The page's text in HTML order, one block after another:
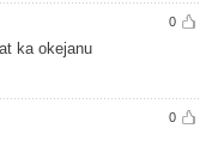
0
ka okejanu
0